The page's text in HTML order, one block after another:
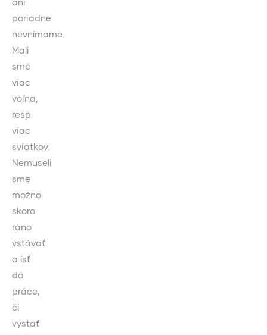
poriadne
nevnímame.
Mali
sme
viac
voľna,
resp.
viac
sviatkov.
Nemuseli
sme
možno
skoro
ráno
vstávať
a ísť
do
práce,
či
vystať